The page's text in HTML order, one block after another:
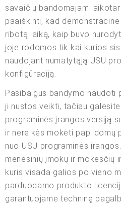
savaičių bandomajam
paaiškinti, kad
ribotą laiką, kaip buvo
joje rodomos tik kai kurios
naudojant numatytąją USU
konfigūraciją.
Pasibaigus bandymo naudoti
ji nustos veikti, tačiau
programinės įrangos versiją
ir nereikės mokėti papildomų
nuo USU programinės
mėnesinių įmokų ir mokesčių
kuris visada galios po vieno
parduodamo produkto
garantuojame techninę